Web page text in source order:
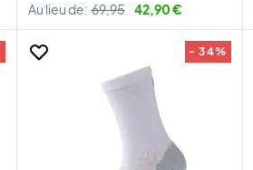
Au lieu de: 69,95 42,90 €
- 34%